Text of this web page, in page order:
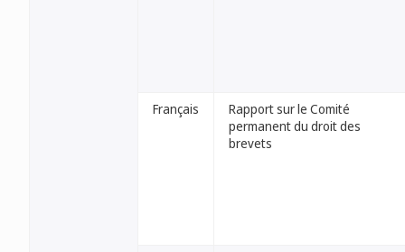
Français
Rapport sur le Comité
permanent du droit des
brevets